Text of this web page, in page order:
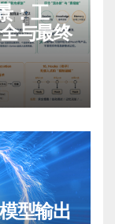
：工
与最终
型输出